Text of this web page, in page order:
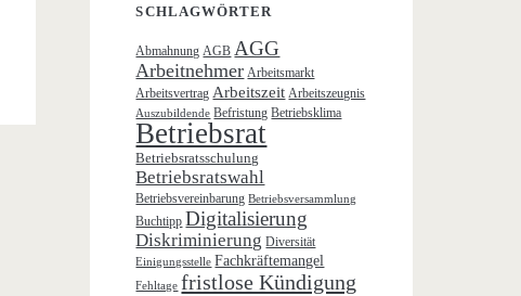
SCHLAGWÖRTER
Abmahnung AGB AGG
Arbeitnehmer Arbeitsmarkt
Arbeitsvertrag Arbeitszeit Arbeitszeugnis
Auszubildende Befristung Betriebsklima
Betriebsrat
Betriebsratsschulung
Betriebsratswahl
Betriebsvereinbarung Betriebsversammlung
Buchtipp Digitalisierung
Diskriminierung Diversität
Einigungsstelle Fachkräftemangel
Fehltage fristlose Kündigung